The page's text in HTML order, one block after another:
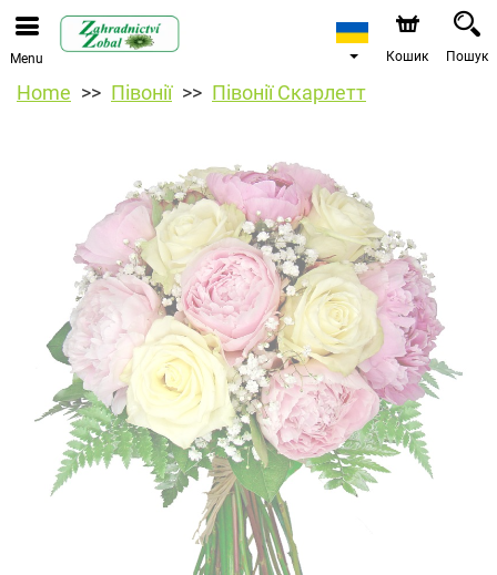
Menu Кошик Пошук
Home Півонії Півонії Скарлетт